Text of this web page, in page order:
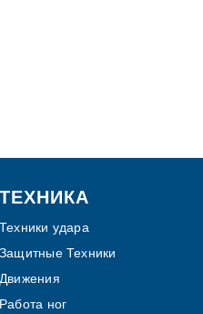
ТЕХНИКА
Техники удара
Защитные Техники
Движения
Работа ног